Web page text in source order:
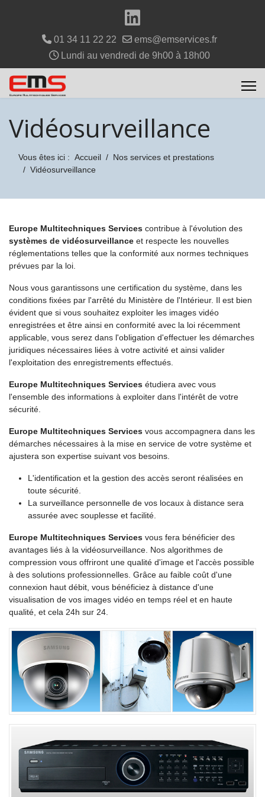
01 34 11 22 22
ems@emservices.fr
Lundi au vendredi de 9h00 à 18h00
Vidéosurveillance
Vous êtes ici : Accueil
Nos services et prestations
Vidéosurveillance
Europe Multitechniques Services contribue à l'évolution des
systèmes de vidéosurveillance et respecte les nouvelles
réglementations telles que la conformité aux normes techniques
prévues par la loi.
Nous vous garantissons une certification du système, dans les
conditions fixées par l'arrêté du Ministère de l'Intérieur. Il est bien
évident que si vous souhaitez exploiter les images vidéo
enregistrées et être ainsi en conformité avec la loi récemment
applicable, vous serez dans l'obligation d'effectuer les démarches
juridiques nécessaires liées à votre activité et ainsi valider
l'exploitation des enregistrements effectués.
Europe Multitechniques Services étudiera avec vous
l'ensemble des informations à exploiter dans l'intérêt de votre
sécurité.
Europe Multitechniques Services vous accompagnera dans les
démarches nécessaires à la mise en service de votre système et
ajustera son expertise suivant vos besoins.
L'identification et la gestion des accès seront réalisées en
toute sécurité.
La surveillance personnelle de vos locaux à distance sera
assurée avec souplesse et facilité.
Europe Multitechniques Services vous fera bénéficier des
avantages liés à la vidéosurveillance. Nos algorithmes de
compression vous offriront une qualité d'image et l'accès possible
à des solutions professionnelles. Grâce au faible coût d'une
connexion haut débit, vous bénéficiez à distance d'une
visualisation de vos images vidéo en temps réel et en haute
qualité, et cela 24h sur 24.